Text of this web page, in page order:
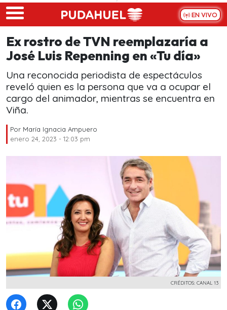
Skip to main content
EN VIVO
Ex rostro de TVN reemplazaría a
José Luis Repenning en «Tu día»
Una reconocida periodista de espectáculos
reveló quien es la persona que va a ocupar el
cargo del animador, mientras se encuentra en
Viña.
Por María Ignacia Ampuero
enero 24, 2023 - 12:03 pm
CRÉDITOS: CANAL 13